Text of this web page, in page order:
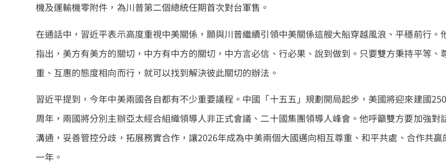
機及運輸機零附件，為川普第二個總統任期首次對台軍售。
在通話中，習近平表示高度重視中美關係，願與川普繼續引領中美關係這艘大船穿越風浪、平穩前行。
指出，美方有美方的關切，中方有中方的關切，中方言必信、行必果、說到做到。只要雙方秉持平等、
重、互惠的態度相向而行，就可以找到解決彼此關切的辦法。
習近平提到，今年中美兩國各自都有不少重要議程。中國「十五五」規劃開局起步，美國將迎來建國250
周年，兩國將分別主辦亞太經合組織領導人非正式會議、二十國集團領導人峰會。他呼籲雙方要加強對
溝通，妥善管控分歧，拓展務實合作，讓2026年成為中美兩個大國邁向相互尊重、和平共處、合作共贏
一年。